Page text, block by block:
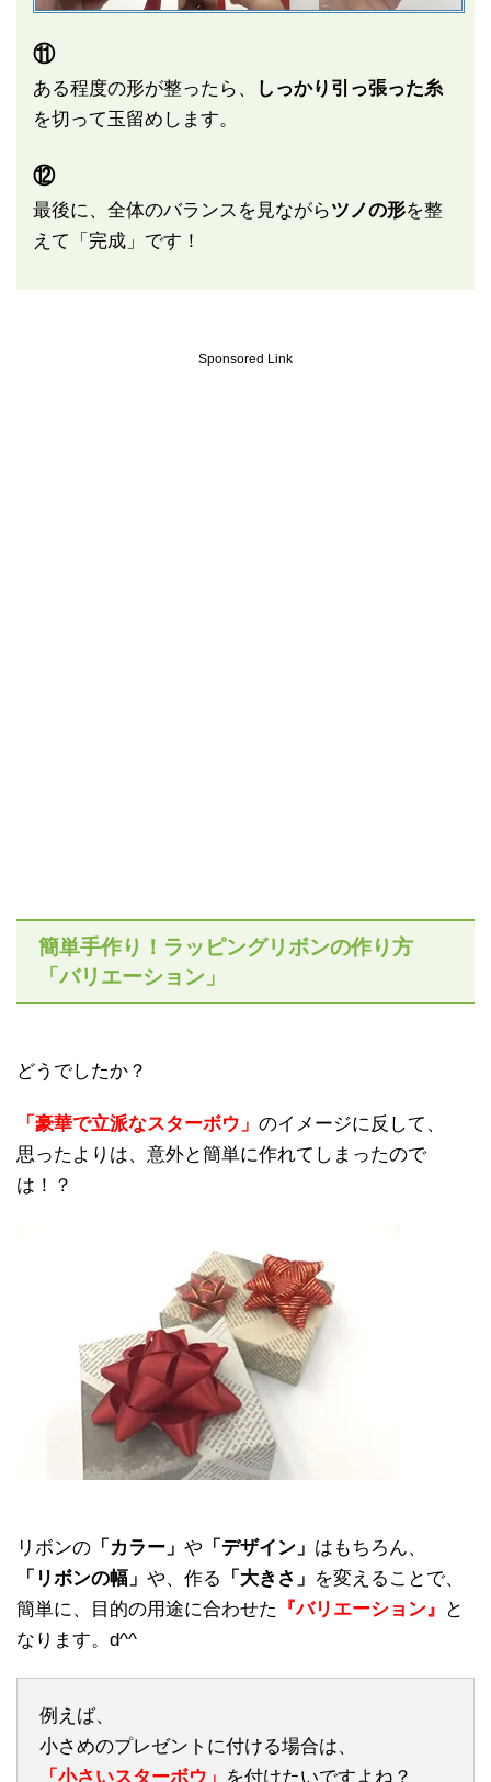
⑪
ある程度の形が整ったら、
しっかり引っ張った糸
を切って玉留めします。
⑫
最後に、全体のバランスを見ながらツノの形を整
えて「完成」です！
Sponsored Link
簡単手作り！ラッピングリボンの作り方
「バリエーション」
どうでしたか？
「豪華で立派なスターボウ」 のイメージに反して、
思ったよりは、意外と簡単に作れてしまったので
は！？
リボンの 「カラー」 や 「デザイン」 はもちろん、
「リボンの幅」 や、作る 「大きさ」 を変えることで、
簡単に、目的の用途に合わせた
『バリエーション』
と
なります。d^^
例えば、
小さめのプレゼントに付ける場合は、
「小さいスターボウ」 を付けたいですよね？